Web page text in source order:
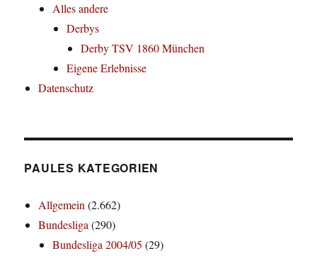
Alles andere
Derbys
Derby TSV 1860 München
Eigene Erlebnisse
Datenschutz
PAULES KATEGORIEN
Allgemein(2.662)
Bundesliga(290)
Bundesliga 2004/05 (29)